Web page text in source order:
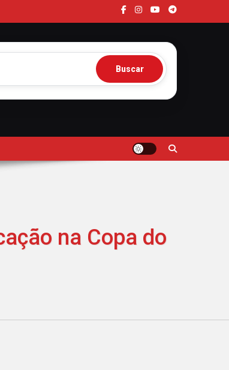
Buscar
na Copa do